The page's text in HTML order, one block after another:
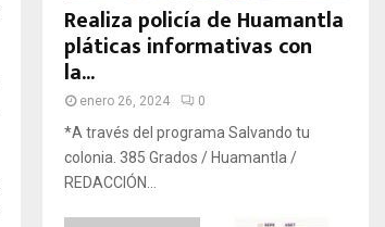
Realiza policía de Huamantla
pláticas informativas con
la...
enero 26, 2024 0
*A través del programa Salvando tu
colonia. 385 Grados / Huamantla /
REDACCIÓN...